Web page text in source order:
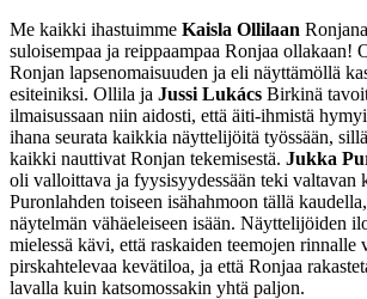
Me kaikki ihastuimme Kaisla Ollilaan
suloisempaa ja reippaampaa Ronjaa ollakaan!
Ronjan lapsenomaisuuden ja eli näyttämöllä
esiteiniksi. Ollila ja Jussi Lukács Birkinä
ilmaisussaan niin aidosti, että äiti-ihmistä
ihana seurata kaikkia näyttelijöitä työssään,
kaikki nauttivat Ronjan tekemisestä. Jukka
oli valloittava ja fyysisyydessään teki valtavan
Puronlahden toiseen isähahmoon tällä kaudella,
näytelmän vähäeleiseen isään. Näyttelijöiden
mielessä kävi, että raskaiden teemojen rinnalle
pirskahtelevaa kevätiloa, ja että Ronjaa
lavalla kuin katsomossakin yhtä paljon.